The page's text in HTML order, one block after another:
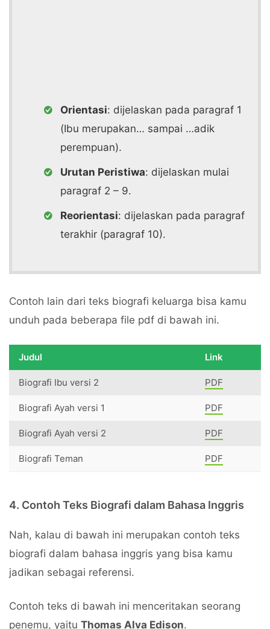
Orientasi: dijelaskan pada paragraf 1
(Ibu merupakan… sampai …adik
perempuan).
Urutan Peristiwa: dijelaskan mulai
paragraf 2 – 9.
Reorientasi: dijelaskan pada paragraf
terakhir (paragraf 10).
Contoh lain dari teks biografi keluarga bisa kamu
unduh pada beberapa file pdf di bawah ini.
Judul Link
Biografi Ibu versi 2 PDF
Biografi Ayah versi 1 PDF
Biografi Ayah versi 2 PDF
Biografi Teman PDF
4. Contoh Teks Biografi dalam Bahasa Inggris
Nah, kalau di bawah ini merupakan contoh teks
biografi dalam bahasa inggris yang bisa kamu
jadikan sebagai referensi.
Contoh teks di bawah ini menceritakan seorang
penemu, yaitu Thomas Alva Edison.